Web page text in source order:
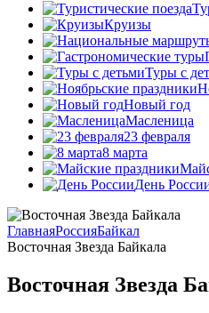
Круизы
Туры с
Новый год
Масленица
23 февраля
8 марта
День
ГлавнаяРоссияБайкал
Восточная Звезда Байкала
Восточная Звезда